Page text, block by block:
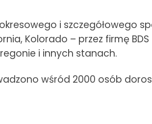
i szczegółowego
Kolorado – przez firmę BDS
i innych stanach.
wśród 2000 osób